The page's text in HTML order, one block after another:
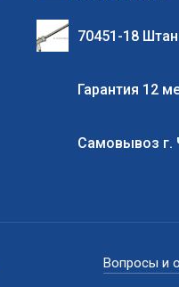
70451-18
Гарантия 12
Самовывоз г.
Вопросы и